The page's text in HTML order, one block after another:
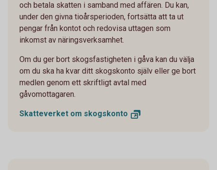
och betala skatten i samband med affären. Du kan,
under den givna tioårsperioden, fortsätta att ta ut
pengar från kontot och redovisa uttagen som
inkomst av näringsverksamhet.
Om du ger bort skogsfastigheten i gåva kan du välja
om du ska ha kvar ditt skogskonto själv eller ge bort
medlen genom ett skriftligt avtal med
gåvomottagaren.
Skatteverket om skogskonto